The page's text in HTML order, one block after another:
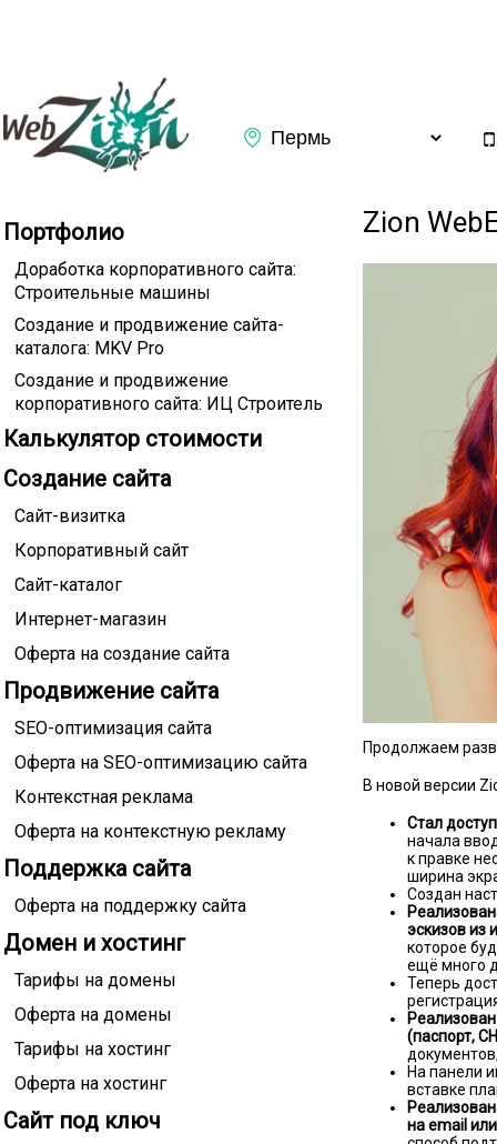
Портфолио
Доработка корпоративного сайта:
Строительные машины
Создание и продвижение сайта-
каталога: MKV Pro
Создание и продвижение
корпоративного сайта: ИЦ Строитель
Калькулятор стоимости
Создание сайта
Сайт-визитка
Корпоративный сайт
Сайт-каталог
Интернет-магазин
Оферта на создание сайта
Продвижение сайта
SEO-оптимизация сайта
Оферта на SEO-оптимизацию сайта
Контекстная реклама
Оферта на контекстную рекламу
Поддержка сайта
Оферта на поддержку сайта
Домен и хостинг
Тарифы на домены
Оферта на домены
Тарифы на хостинг
Оферта на хостинг
Сайт под ключ
Zion
Продолжаем
В новой версии
Стал
начала
к правке
ширина
Создан
эскизов из
которое
ещё много
Теперь
(паспорт,
На панели
вставке
на email
Подтверждаю ознакомление с Политикой